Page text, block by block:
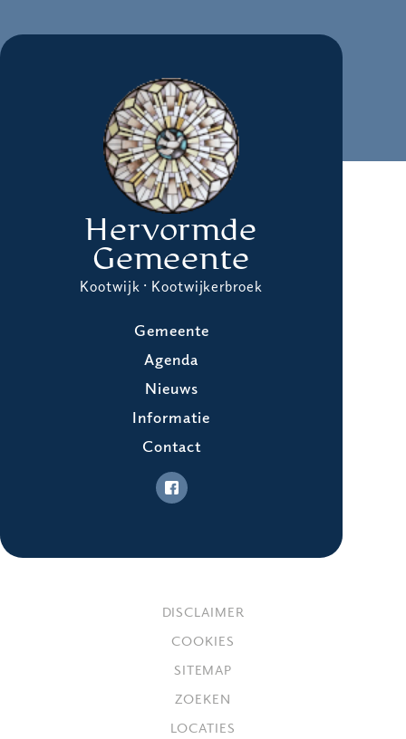
Hervormde
Gemeente
Kootwijk · Kootwijkerbroek
Gemeente
Agenda
Nieuws
Informatie
Contact
DISCLAIMER
COOKIES
SITEMAP
ZOEKEN
LOCATIES